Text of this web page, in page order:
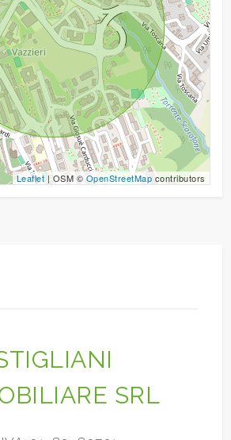
Leaflet| OSM © OpenStreetMap contributors
SRL